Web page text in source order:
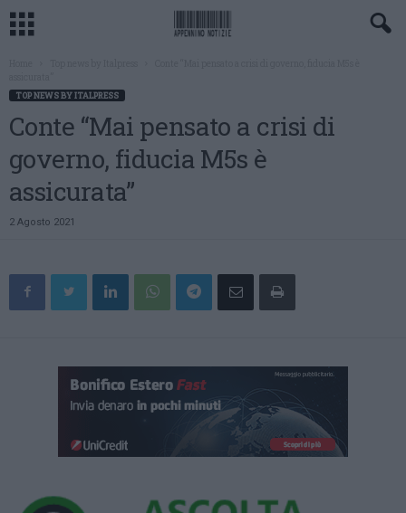
TOP NEWS BY ITALPRESS
Conte “Mai pensato a crisi di
governo, fiducia M5s è
assicurata”
2 Agosto 2021